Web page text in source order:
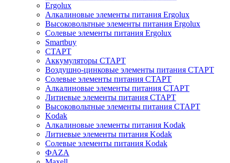
Ergolux
Алкалиновые элементы питания Ergolux
Высоковольтные элементы питания Ergolux
Солевые элементы питания Ergolux
Smartbuy
СТАРТ
Аккумуляторы СТАРТ
Воздушно-цинковые элементы питания СТАРТ
Солевые элементы питания СТАРТ
Алкалиновые элементы питания СТАРТ
Литиевые элементы питания СТАРТ
Высоковольтные элементы питания СТАРТ
Kodak
Алкалиновые элементы питания Kodak
Литиевые элементы питания Kodak
Солевые элементы питания Kodak
ФAZA